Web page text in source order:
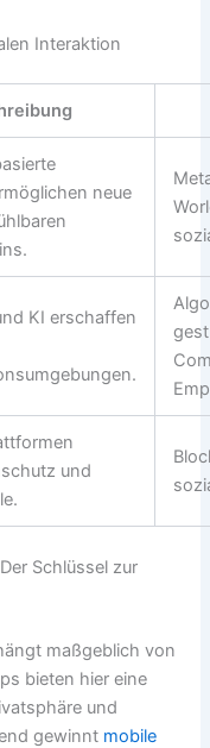
Interaktion
neue
KI erschaffen
und
Schlüssel zur
maßgeblich von
bieten hier eine
und
gewinnt mobile